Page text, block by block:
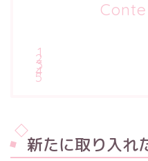
新たに取り入れ